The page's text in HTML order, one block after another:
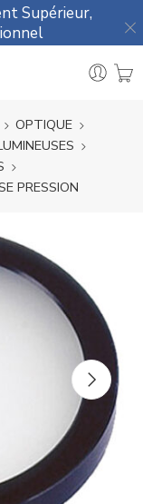
Supérieur,
OPTIQUE
PRESSION